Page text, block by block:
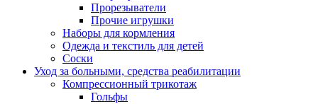
Прорезыватели
Прочие игрушки
Наборы для кормления
Одежда и текстиль для детей
Соски
Уход за больными, средства реабилитации
Компрессионный трикотаж
Гольфы